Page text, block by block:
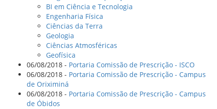
BI em Ciência e Tecnologia
Engenharia Física
Ciências da Terra
Geologia
Ciências Atmosféricas
Geofísica
06/08/2018 - Portaria Comissão de Prescrição - ISCO
06/08/2018 - Portaria Comissão de Prescrição - Campus
de Oriximiná
06/08/2018 - Portaria Comissão de Prescrição - Campus
de Óbidos